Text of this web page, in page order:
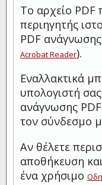
Το αρχείο PDF
περιηγητής
PDF
Acrobat Reader).
Εναλλακτικά
υπολογιστή
ανάγνωσης
τον σύνδεσμο
Αν θέλετε
αποθήκευση
ένα χρήσιμο